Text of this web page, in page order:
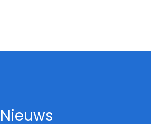
Nieuws